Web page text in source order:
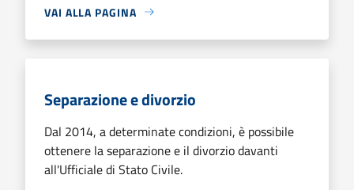
VAI ALLA PAGINA
Separazione e divorzio
Dal 2014, a determinate condizioni, è possibile
ottenere la separazione e il divorzio davanti
all'Ufficiale di Stato Civile.